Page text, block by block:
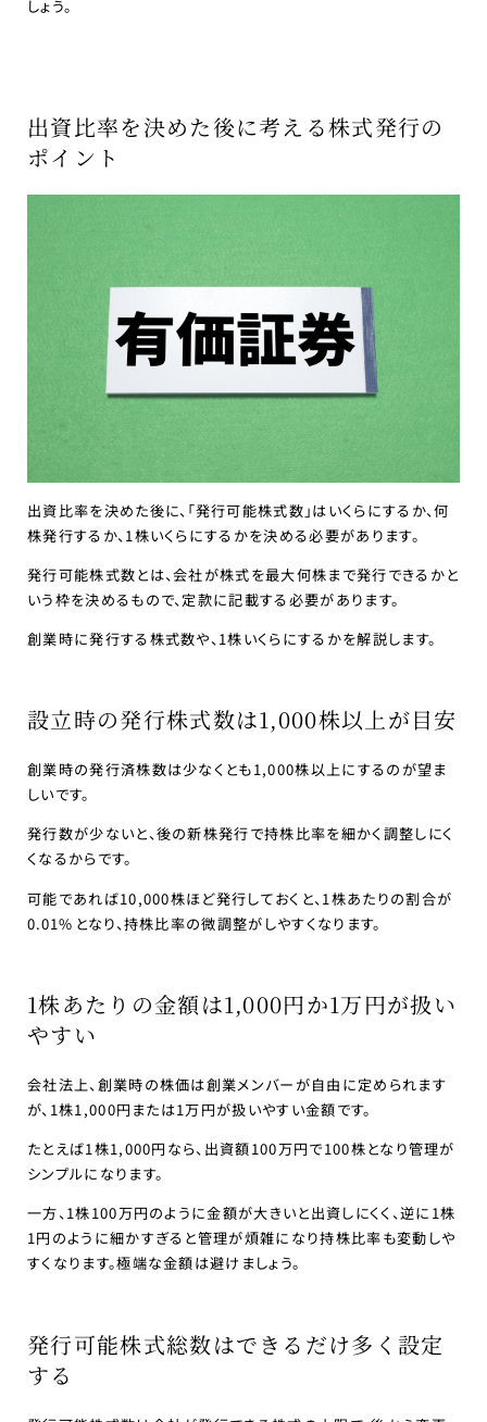
しょう。
出資比率を決めた後に考える株式発行の
ポイント
出資比率を決めた後に、「発行可能株式数」はいくらにするか、何
株発行するか、1株いくらにするかを決める必要があります。
発行可能株式数とは、会社が株式を最大何株まで発行できるかと
いう枠を決めるもので、定款に記載する必要があります。
創業時に発行する株式数や、1株いくらにするかを解説します。
設立時の発行株式数は1,000株以上が目安
創業時の発行済株数は少なくとも1,000株以上にするのが望ま
しいです。
発行数が少ないと、後の新株発行で持株比率を細かく調整しにく
くなるからです。
可能であれば10,000株ほど発行しておくと、1株あたりの割合が
0.01%となり、持株比率の微調整がしやすくなります。
1株あたりの金額は1,000円か1万円が扱い
やすい
会社法上、創業時の株価は創業メンバーが自由に定められます
が、1株1,000円または1万円が扱いやすい金額です。
たとえば1株1,000円なら、出資額100万円で100株となり管理が
シンプルになります。
一方、1株100万円のように金額が大きいと出資しにくく、逆に1株
1円のように細かすぎると管理が煩雑になり持株比率も変動しや
すくなります。極端な金額は避けましょう。
発行可能株式総数はできるだけ多く設定
する